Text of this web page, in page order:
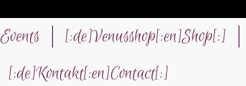
Events [:de]Venusshop[:en]Shop[:]
[:de]Kontakt[:en]Contact[:]